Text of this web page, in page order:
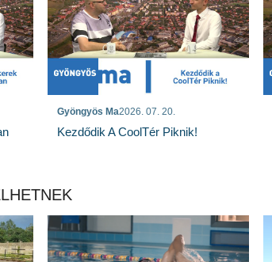
Gyöngyös Ma2026. 07. 20.
Kezdődik A CoolTér Piknik!